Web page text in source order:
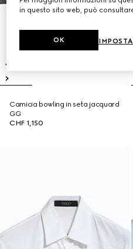
Camicia bowling in seta jacquard
GG
CHF 1,150
in questo sito web, può
OK